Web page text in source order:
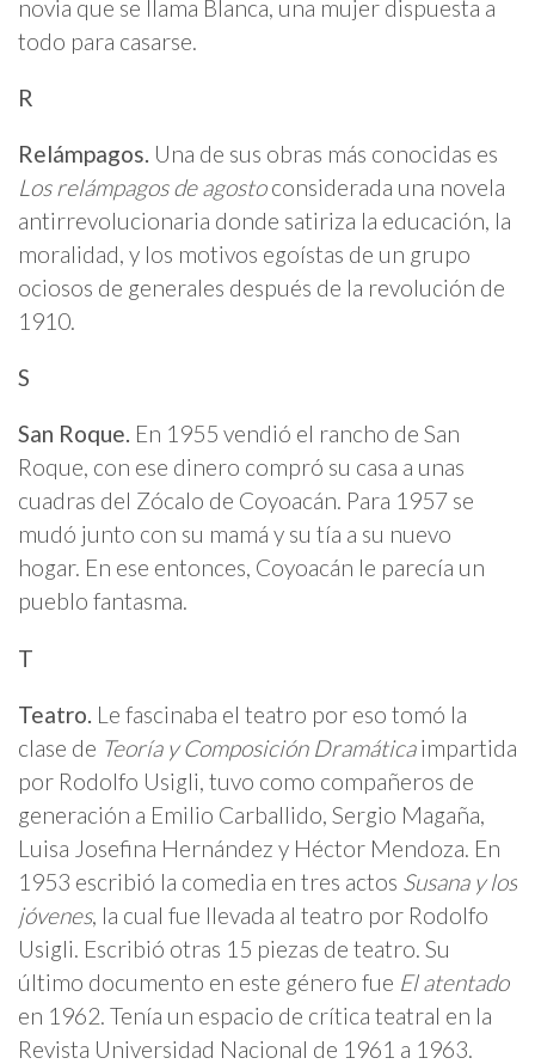
novia que se llama Blanca, una mujer dispuesta a
todo para casarse.
R
Relámpagos. Una de sus obras más conocidas es
Los relámpagos de agostoconsiderada una novela
antirrevolucionaria donde satiriza la educación, la
moralidad, y los motivos egoístas de un grupo
ociosos de generales después de la revolución de
1910.
S
San Roque. En 1955 vendió el rancho de San
Roque, con ese dinero compró su casa a unas
cuadras del Zócalo de Coyoacán. Para 1957 se
mudó junto con su mamá y su tía a su nuevo
hogar. En ese entonces, Coyoacán le parecía un
pueblo fantasma.
T
Teatro. Le fascinaba el teatro por eso tomó la
clase de Teoría y Composición Dramáticaimpartida
por Rodolfo Usigli, tuvo como compañeros de
generación a Emilio Carballido, Sergio Magaña,
Luisa Josefina Hernández y Héctor Mendoza. En
1953 escribió la comedia en tres actos Susana y los
jóvenes, la cual fue llevada al teatro por Rodolfo
Usigli. Escribió otras 15 piezas de teatro. Su
último documento en este género fue El atentado
en 1962. Tenía un espacio de crítica teatral en la
Revista Universidad Nacional de 1961 a 1963.